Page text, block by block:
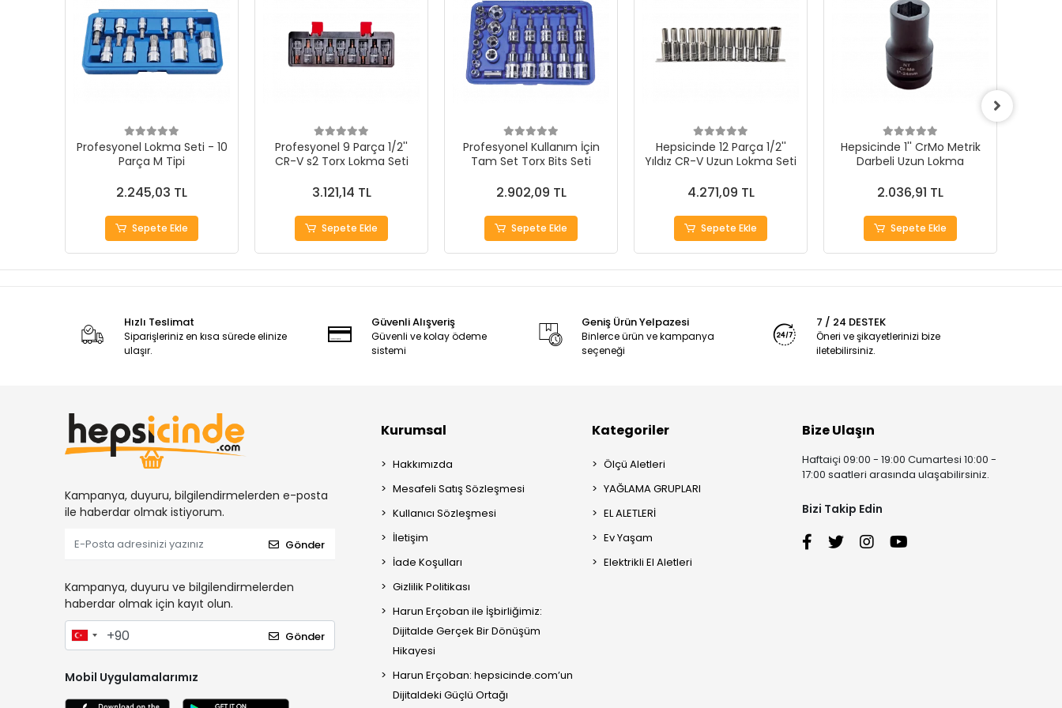
Profesyonel Lokma Seti - 10
Parça M Tipi
2.245,03 TL
Sepete Ekle
Profesyonel 9 Parça 1/2''
CR-V s2 Torx Lokma Seti
3.121,14 TL
Sepete Ekle
Profesyonel Kullanım İçin
Tam Set Torx Bits Seti
2.902,09 TL
Sepete Ekle
Hepsicinde 12 Parça 1/2''
Yıldız CR-V Uzun Lokma Seti
4.271,09 TL
Sepete Ekle
Hepsicinde 1'' CrMo Metrik
Darbeli Uzun Lokma
2.036,91 TL
Sepete Ekle
Hızlı Teslimat
Siparişleriniz en kısa sürede elinize
ulaşır.
Güvenli Alışveriş
Güvenli ve kolay ödeme
sistemi
Geniş Ürün Yelpazesi
Binlerce ürün ve kampanya
seçeneği
7 / 24 DESTEK
Öneri ve şikayetlerinizi bize
iletebilirsiniz.
Kampanya, duyuru, bilgilendirmelerden e-posta
ile haberdar olmak istiyorum.
Gönder
Kampanya, duyuru ve bilgilendirmelerden
haberdar olmak için kayıt olun.
Gönder
Mobil Uygulamalarımız
Kurumsal
Hakkımızda
Mesafeli Satış Sözleşmesi
Kullanıcı Sözleşmesi
İletişim
İade Koşulları
Gizlilik Politikası
Harun Erçoban ile İşbirliğimiz:
Dijitalde Gerçek Bir Dönüşüm
Hikayesi
Harun Erçoban: hepsicinde.com’un
Dijitaldeki Güçlü Ortağı
Kategoriler
Ölçü Aletleri
YAĞLAMA GRUPLARI
EL ALETLERİ
Ev Yaşam
Elektrikli El Aletleri
Bize Ulaşın
Haftaiçi 09:00 - 19:00 Cumartesi 10:00 -
17:00 saatleri arasında ulaşabilirsiniz.
Bizi Takip Edin